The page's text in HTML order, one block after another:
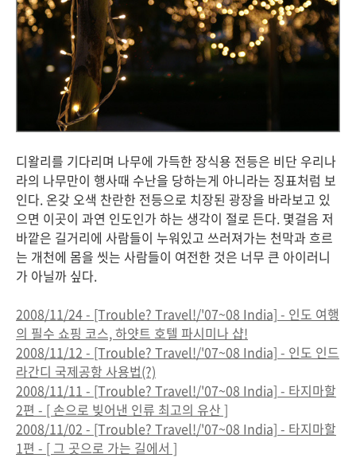
디왈리를 기다리며 나무에 가득한 장식용 전등은 비단 우리나
라의 나무만이 행사때 수난을 당하는게 아니라는 징표처럼 보
인다. 온갖 오색 찬란한 전등으로 치장된 광장을 바라보고 있
으면 이곳이 과연 인도인가 하는 생각이 절로 든다. 몇걸음 저
바깥은 길거리에 사람들이 누워있고 쓰러져가는 천막과 흐르
는 개천에 몸을 씻는 사람들이 여전한 것은 너무 큰 아이러니
가 아닐까 싶다.
2008/11/24 - [Trouble? Travel!/'07~08 India] - 인도 여행
의 필수 쇼핑 코스, 하얏트 호텔 파시미나 샵!
2008/11/12 - [Trouble? Travel!/'07~08 India] - 인도 인드
라간디 국제공항 사용법(?)
2008/11/11 - [Trouble? Travel!/'07~08 India] - 타지마할
2편 - [ 손으로 빚어낸 인류 최고의 유산 ]
2008/11/02 - [Trouble? Travel!/'07~08 India] - 타지마할
1편 - [ 그 곳으로 가는 길에서 ]